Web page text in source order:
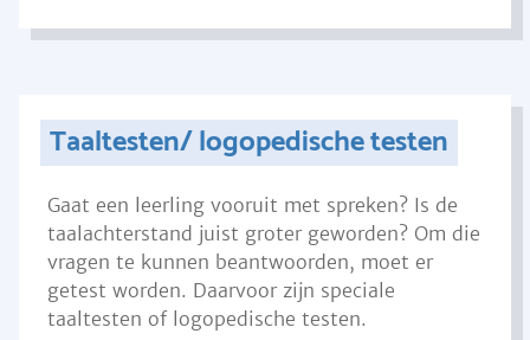
Taaltesten/ logopedische testen
Gaat een leerling vooruit met spreken? Is de
taalachterstand juist groter geworden? Om die
vragen te kunnen beantwoorden, moet er
getest worden. Daarvoor zijn speciale
taaltesten of logopedische testen.